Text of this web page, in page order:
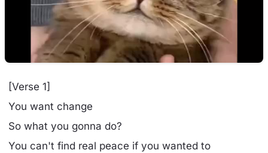
[Verse 1]
You want change
So what you gonna do?
You can't find real peace if you wanted to